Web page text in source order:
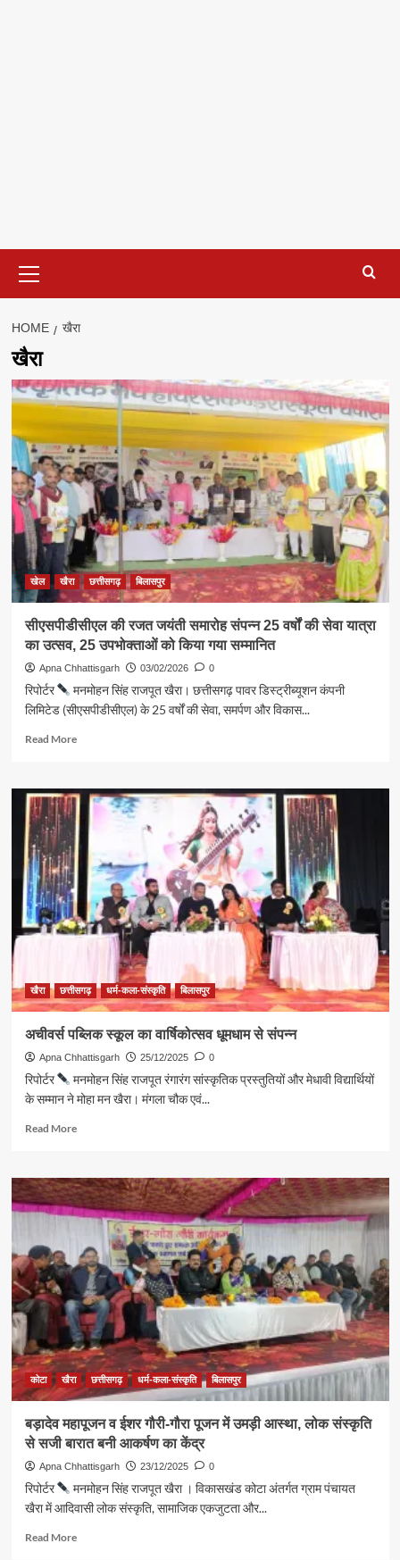
Menu
HOME खैरा
खैरा
खेल खैरा छत्तीसगढ़ बिलासपुर
सीएसपीडीसीएल की रजत जयंती समारोह संपन्न 25 वर्षों की सेवा यात्रा
का उत्सव, 25 उपभोक्ताओं को किया गया सम्मानित
Apna Chhattisgarh 03/02/2026 0
रिपोर्टर
मनमोहन सिंह राजपूत खैरा। छत्तीसगढ़ पावर डिस्ट्रीब्यूशन कंपनी
लिमिटेड (सीएसपीडीसीएल) के 25 वर्षों की सेवा, समर्पण और विकास...
Read MoreRead
सीएसपीडीसीएल
की
रजत
जयंती
समारोह
संपन्न
25
वर्षों
की
सेवा
उत्सव,
25
उपभोक्ताओं
को
किया
गया
सम्मानित
खैरा छत्तीसगढ़ धर्म-कला-संस्कृति बिलासपुर
अचीवर्स पब्लिक स्कूल का वार्षिकोत्सव धूमधाम से संपन्न
Apna Chhattisgarh 25/12/2025 0
रिपोर्टर
मनमोहन सिंह राजपूत रंगारंग सांस्कृतिक प्रस्तुतियों और मेधावी विद्यार्थियों
के सम्मान ने मोहा मन खैरा। मंगला चौक एवं...
Read MoreRead
अचीवर्स
पब्लिक
स्कूल
वार्षिकोत्सव
धूमधाम
संपन्न
कोटा खैरा छत्तीसगढ़ धर्म-कला-संस्कृति बिलासपुर
बड़ादेव महापूजन व ईशर गौरी-गौरा पूजन में उमड़ी आस्था, लोक संस्कृति
से सजी बारात बनी आकर्षण का केंद्र
Apna Chhattisgarh 23/12/2025 0
रिपोर्टर
मनमोहन सिंह राजपूत खैरा । विकासखंड कोटा अंतर्गत ग्राम पंचायत
खैरा में आदिवासी लोक संस्कृति, सामाजिक एकजुटता और...
Read MoreRead